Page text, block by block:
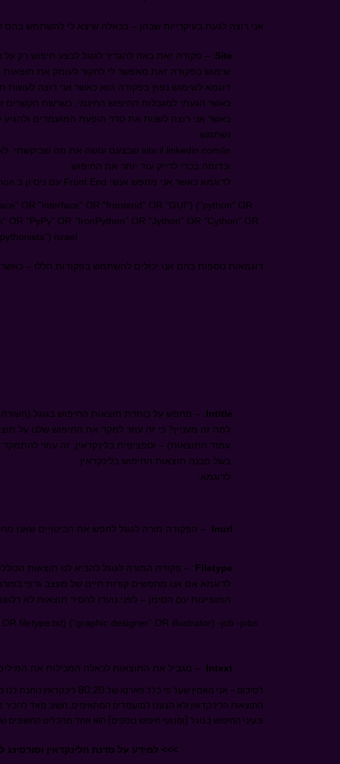
אני רוצה לגעת בעיקרייות שבהן – בכאלה שיצא לי להשתמש בהם
·
Site
: – פקודה זאת באה להגדיר לגוגל לבצע חיפוש רק
שימוש בפקודה זאת מאפשר לי לחקור לעומק את תוצאות
דוגמא לשימוש נפוץ בפקודה הוא כאשר אני רוצה לעשות
כאשר הגעתי למגבלות החיפוש החינמי, כשרשת
כאשר אני רוצה לשנות את סדר הופעת המועמדים
נשתמש:
site:il.linkedin.com/in שבצעם עושה את מה שביקשתי.
וכדומה בכדי לדייק עוד יותר את החיפוש.
לדוגמא כאשר אני מחפש אנשי Front End עם ניסיון ב
OR "interface" OR "frontend" OR "GUI") ("python" OR
OR "PyPy" OR "IronPython" OR "Jython" OR "Cython" OR
israel
דוגמאות נוספות בהם אנו יכולים להשתמש בפקודות הללו –
·
Intitle
: – מחפש על כותרת תוצאות החיפוש בגוגל
למה זה מעניין? כי זה עוזר למקד את החיפוש שלנו על
עמוד התוצאות) – וספציפית בלינקדאין, זה עוזר להתמקד
בשל מבנה תוצאות החיפוש בלינקדאין.
לדוגמא:
·
Inurl
: – הפקודה מורה לגוגל לחפש את הביטויים שאנו
·
Filetype
: – פקודה המורה לגוגל להביא לנו תוצאות
לדוגמא אם אנו מחפשים קורות חיים של מעצב גרפי
המופיעות עם הסימן – לפני נועדו להסיר תוצאות לא
filetype:txt) (“graphic designer” OR illustrator) -job -jobs
·
Intext
: – מגביל את התוצאות לכאלה המכילות את
לסיכום – אני מאמין שעל פי
התוצאות הלינקדאין ולא הגענו למועמדים המתאימים, חשוב מאד
ובעיני החיפוש בגוגל (ומנועי חיפוש נוספים) הוא אחד מהכלים החשובים
>>> למידע על סדנת הלינקדאין